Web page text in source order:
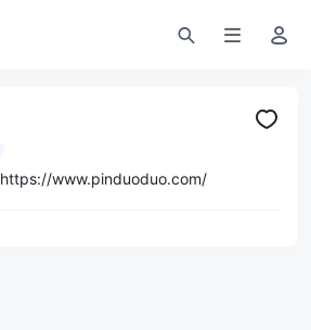
https://www.pinduoduo.com/